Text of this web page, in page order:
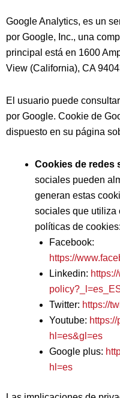
Google Analytics, es un
por Google, Inc., una
principal está en 1600
View (California), CA
El usuario puede consultar
por Google. Cookie de
dispuesto en su página
Cookies de redes
sociales pueden
generan estas
sociales que utiliza
políticas de cookies:
Facebook:
https://
Linkedin:
Twitter: https://
Youtube:
hl=es&gl=es
Google plus:
hl=es